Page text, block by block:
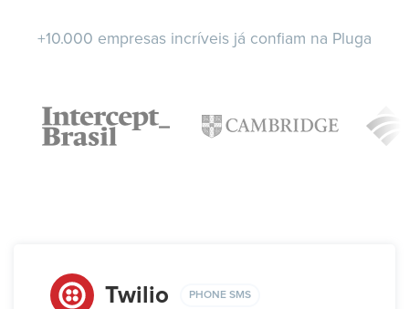
+10.000 empresas incríveis já confiam na Pluga
Twilio PHONE SMS